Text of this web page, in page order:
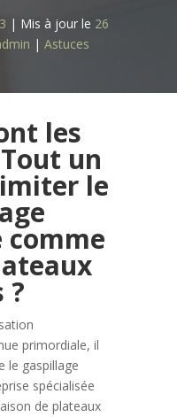
| Mis à jour le 26
| Astuces
les
un
le
?
primordiale, il
le gaspillage
spécialisée
de plateaux